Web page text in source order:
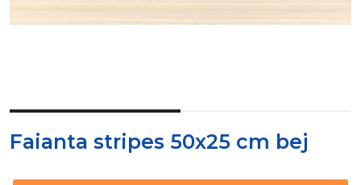
Faianta stripes 50x25 cm bej